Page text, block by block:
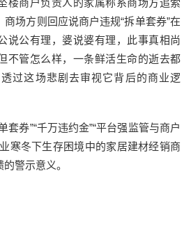
楼商户负责人的家属称系商场方追索
商场方则回应说商户违规“拆单套券”在
说公有理，婆说婆有理， 此事真相尚
不管怎么样， 一条鲜活生命的逝去都
过这场悲剧去审视它背后的商业逻
套券”“千万违约金”“平台强监管与商户
寒冬下生存困境中的家居建材经销商
警示意义。